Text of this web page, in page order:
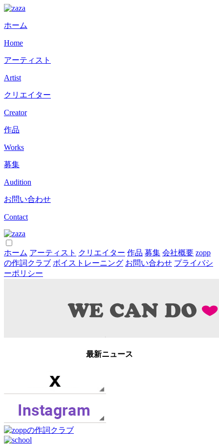
ホーム
Home
アーティスト
Artist
クリエイター
Creator
作品
Works
募集
Audition
お問い合わせ
Contact
ホーム アーティスト クリエイター 作品 募集 会社概要 zopp
の作詞クラブ ボイストレーニング お問い合わせ プライバシ
ーポリシー
最新ニュース